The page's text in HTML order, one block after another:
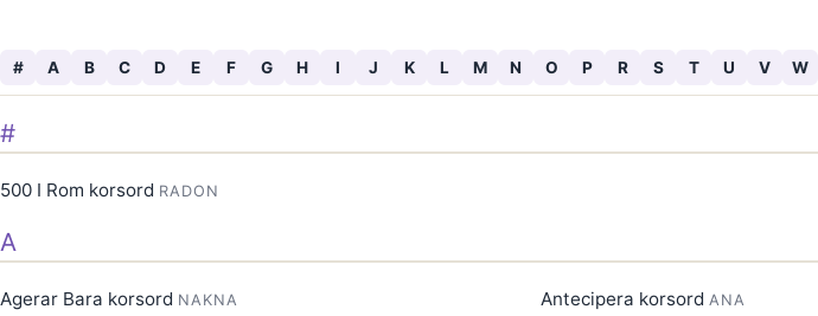
# A B C D E F G H I J K L M N O P R S T U V W
#
500 I Rom korsord RADON
A
Agerar Bara korsord NAKNA Antecipera korsord ANA